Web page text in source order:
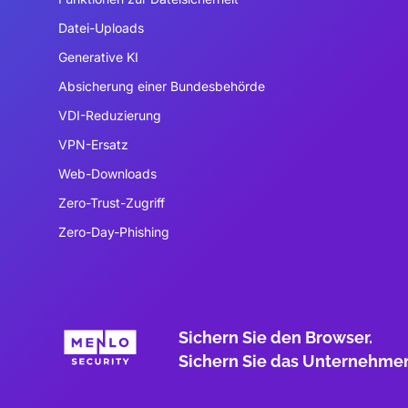
Datei-Uploads
Generative KI
Absicherung einer Bundesbehörde
VDI-Reduzierung
VPN-Ersatz
Web-Downloads
Zero-Trust-Zugriff
Zero-Day-Phishing
Sichern Sie den Browser.
Sichern Sie das